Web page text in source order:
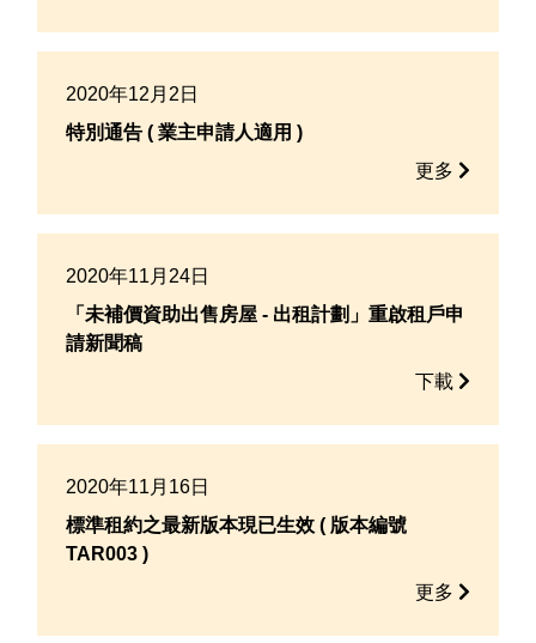
2020年12月2日
特別通告 ( 業主申請人適用 )
更多
2020年11月24日
「未補價資助出售房屋 - 出租計劃」重啟租戶申
請新聞稿
下載
2020年11月16日
標準租約之最新版本現已生效 ( 版本編號
TAR003 )
更多